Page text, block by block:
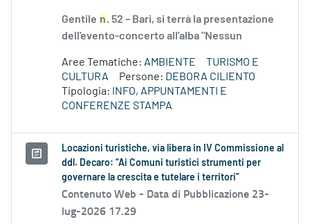
Gentile n. 52 – Bari, si terrà la presentazione
dell'evento-concerto all'alba "Nessun
Aree Tematiche: AMBIENTE
TURISMO E
CULTURA
Persone: DEBORA CILIENTO
Tipologia:
INFO, APPUNTAMENTI E
CONFERENZE STAMPA
Locazioni turistiche, via libera in IV Commissione al
ddl. Decaro: “Ai Comuni turistici strumenti per
governare la crescita e tutelare i territori”
Contenuto Web - Data di Pubblicazione 23-
lug-2026 17.29